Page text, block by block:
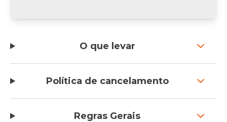
O que levar
Política de cancelamento
Regras Gerais